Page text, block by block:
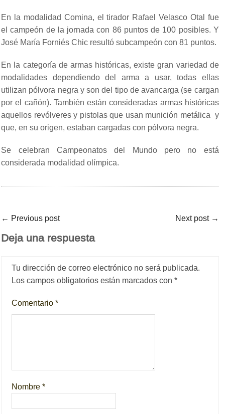
En la modalidad Comina, el tirador Rafael Velasco Otal fue
el campeón de la jornada con 86 puntos de 100 posibles. Y
José María Forniés Chic resultó subcampeón con 81 puntos.
En la categoría de armas históricas, existe gran variedad de
modalidades dependiendo del arma a usar, todas ellas
utilizan pólvora negra y son del tipo de avancarga (se cargan
por el cañón). También están consideradas armas históricas
aquellos revólveres y pistolas que usan munición metálica y
que, en su origen, estaban cargadas con pólvora negra.
Se celebran Campeonatos del Mundo pero no está
considerada modalidad olímpica.
← Previous post Next post →
Deja una respuesta
Tu dirección de correo electrónico no será publicada.
Los campos obligatorios están marcados con*
Comentario*
Nombre*